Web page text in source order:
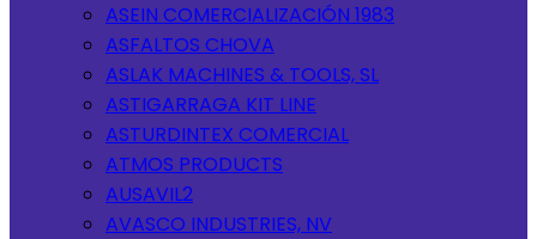
ASEIN COMERCIALIZACIÓN 1983
ASFALTOS CHOVA
ASLAK MACHINES & TOOLS, SL
ASTIGARRAGA KIT LINE
ASTURDINTEX COMERCIAL
ATMOS PRODUCTS
AUSAVIL2
AVASCO INDUSTRIES, NV